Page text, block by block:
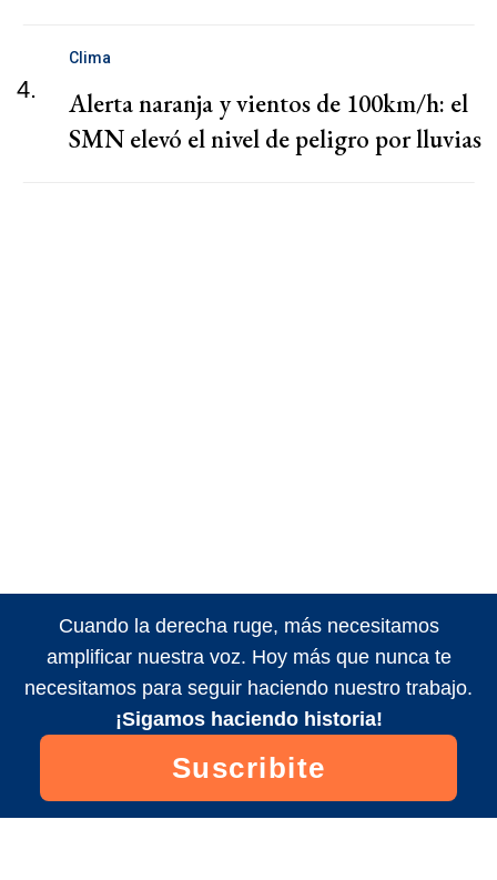
4.
Clima
Alerta naranja y vientos de 100km/h: el
SMN elevó el nivel de peligro por lluvias
Cuando la derecha ruge, más necesitamos
amplificar nuestra voz. Hoy más que nunca te
necesitamos para seguir haciendo nuestro trabajo.
¡Sigamos haciendo historia!
Suscribite